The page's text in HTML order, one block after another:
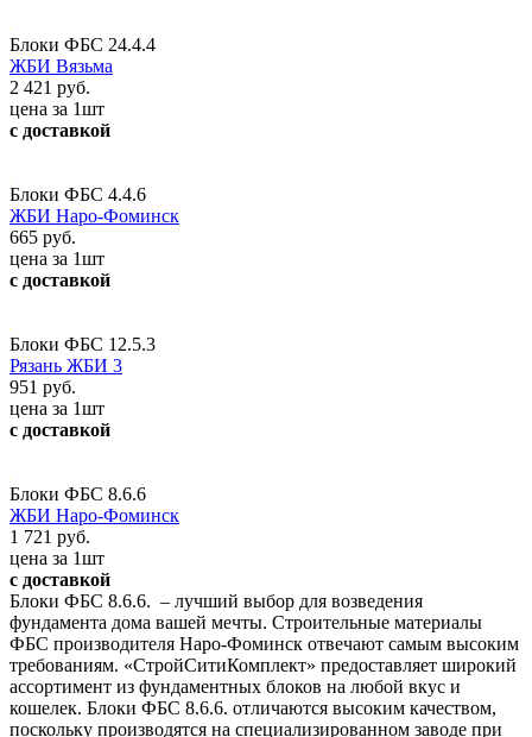
Блоки ФБС 24.4.4
ЖБИ Вязьма
2 421 руб.
цена за 1шт
с доставкой
Блоки ФБС 4.4.6
ЖБИ Наро-Фоминск
665 руб.
цена за 1шт
с доставкой
Блоки ФБС 12.5.3
Рязань ЖБИ 3
951 руб.
цена за 1шт
с доставкой
Блоки ФБС 8.6.6
ЖБИ Наро-Фоминск
1 721 руб.
цена за 1шт
с доставкой
Блоки ФБС 8.6.6. – лучший выбор для возведения
фундамента дома вашей мечты. Строительные материалы
ФБС производителя Наро-Фоминск отвечают самым высоким
требованиям. «СтройСитиКомплект» предоставляет широкий
ассортимент из фундаментных блоков на любой вкус и
кошелек. Блоки ФБС 8.6.6. отличаются высоким качеством,
поскольку производятся на специализированном заводе при